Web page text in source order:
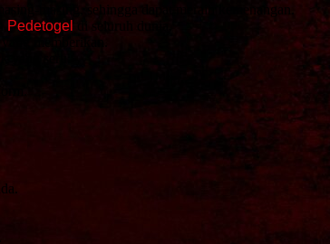
masing, sehingga dapat meraih kemenangan.
Pedetogel
di seluruh dunia.